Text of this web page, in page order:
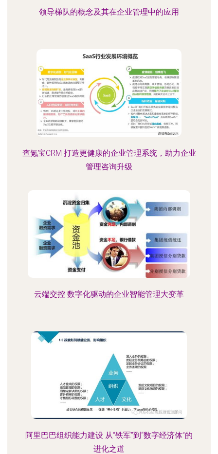
领导梯队的概念及其在企业管理中的应用
查氪宝CRM 打造更健康的企业管理系统，助力企业
管理咨询升级
云端交控 数字化驱动的企业智能管理大变革
阿里巴巴组织能力建设 从“铁军”到“数字经济体”的
进化之道